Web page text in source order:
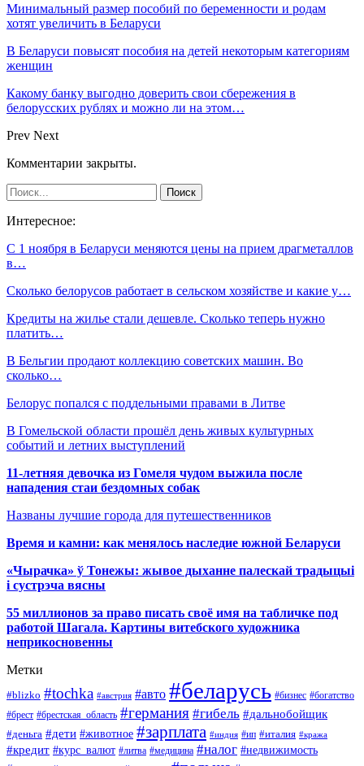
Минимальный размер пособий по беременности и родам
хотят увеличить в Беларуси
В Беларуси повысят пособия на детей некоторым категориям
женщин
Какому банку выгодно доверить свои сбережения в
белорусских рублях и можно ли на этом…
Prev Next
Комментарии закрыты.
Интересное:
С 1 ноября в Беларуси меняются цены на прием драгметаллов
в…
Сколько белорусов работает в сельском хозяйстве и какие у…
Кредиты на жилье стали дешевле. Сколько теперь нужно
платить…
В Бельгии продают коллекцию советских машин. Во
сколько…
Белорус попался с поддельными правами в Литве
В Гомельской области прошёл день живых культурных
событий и летних выступлений
11-летняя девочка из Гомеля чудом выжила после
нападения стаи бездомных собак
Названы лучшие города для путешественников
Время и камни: как менялось наследие южной Беларуси
«Чырачка» ў Тонежы: жывое дыханне палескай традыцыі
і сустрэча вясны
55 миллионов за право писать своё имя на табличке под
работой Шагала. Картины витебского художника
неприкосновенны
Метки
#blizko #tochka #австрия #авто #беларусь #бизнес #богатство
#брест #брестская_область #германия #гибель #дальнобойщик
#деньга #дети #животное #зарплата #индия #ип #италия #кража
#кредит #курс_валют #литва #медицина #налог #недвижимость